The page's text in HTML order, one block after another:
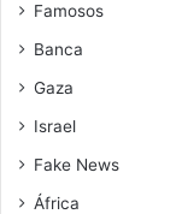
Famosos
Banca
Gaza
Israel
Fake News
África